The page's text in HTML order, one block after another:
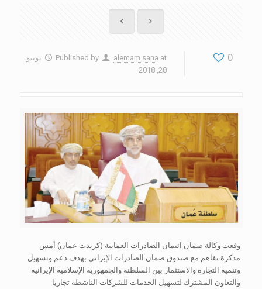
0
Published by alemam sana at
يونيو
28, 2018
وقعت وكالة ضمان ائتمان الصادرات العمانية (كريدت عمان) أمس
مذكرة تفاهم مع صندوق ضمان الصادرات الإيراني بهدف دعم وتسهيل
وتنمية التجارة والاستثمار بين السلطنة والجمهورية الإسلامية الإيرانية
والتعاون المشترك لتسهيل الخدمات للشركات الناشطة تجاريا